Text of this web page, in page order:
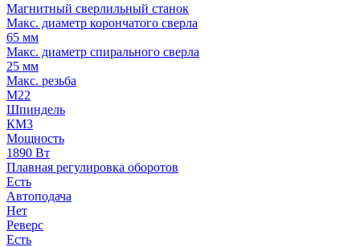
Магнитный сверлильный станок
Макс. диаметр корончатого сверла
65 мм
Макс. диаметр спирального сверла
25 мм
Макс. резьба
М22
Шпиндель
КМ3
Мощность
1890 Вт
Плавная регулировка оборотов
Есть
Автоподача
Нет
Реверс
Есть